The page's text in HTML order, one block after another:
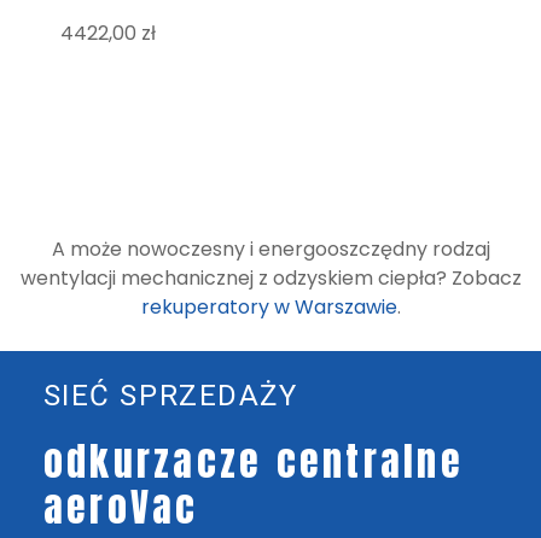
4422,00 zł
A może nowoczesny i energooszczędny rodzaj
wentylacji mechanicznej z odzyskiem ciepła? Zobacz
rekuperatory w Warszawie.
SIEĆ SPRZEDAŻY
odkurzacze centralne
aeroVac